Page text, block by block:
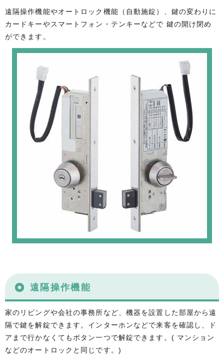
遠隔操作機能やオートロック機能（自動施錠）、鍵の変わりに
カードキーやスマートフォン・テンキーなどで 鍵の開け閉め
ができます。
遠隔操作機能
家のリビングや会社の事務所など、機器を設置した部屋から遠
隔で鍵を解錠できます。インターホンなどで来客を確認し、ド
アまで行かなくてもボタン一つで解錠できます。( マンション
などのオートロックと同じです。)